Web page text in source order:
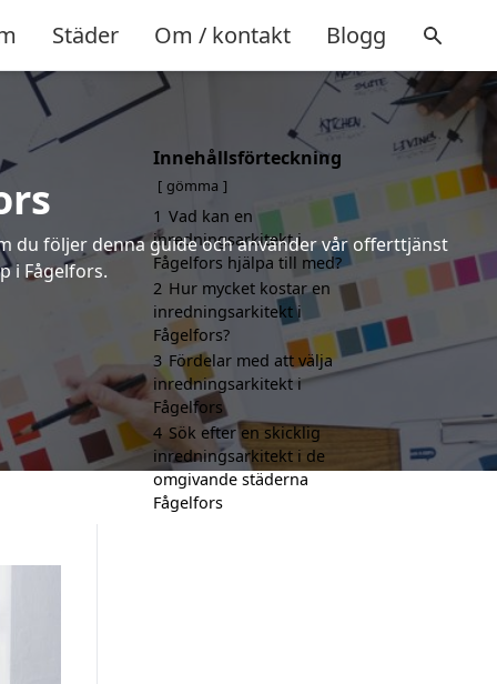
Städer Om / kontakt Blogg
du följer denna guide och använder vår offerttjänst
i Fågelfors.
Innehållsförteckning
gömma
1 Vad kan en
inredningsarkitekt i
Fågelfors hjälpa till med?
2 Hur mycket kostar en
inredningsarkitekt i
Fågelfors?
3 Fördelar med att välja
inredningsarkitekt i
Fågelfors
4 Sök efter en skicklig
inredningsarkitekt i de
omgivande städerna
Fågelfors